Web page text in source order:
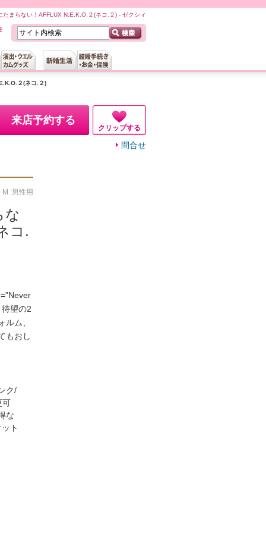
まらない！AFFLUX N.E.K.O.２(ネコ.２) - ゼクシィ
２(ネコ.２)
来店予約する
クリップする
問合せ
:男性用
な
コ.
望の2
ム、
もおし
ク/
可
な
ト